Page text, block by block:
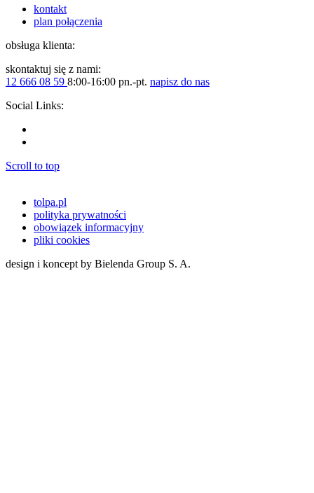
kontakt
plan połączenia
obsługa klienta:
skontaktuj się z nami:
12 666 08 59 8:00-16:00 pn.-pt. napisz do nas
Social Links:
Scroll to top
tolpa.pl
polityka prywatności
obowiązek informacyjny
pliki cookies
design i koncept by Bielenda Group S. A.